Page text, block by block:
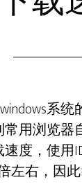
系
用浏览器
度，使用
左右，因